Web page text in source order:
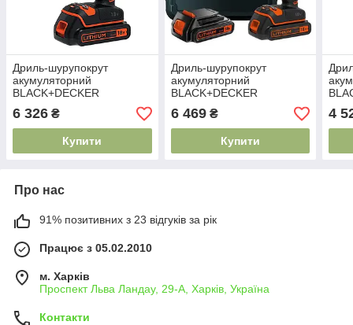
Дриль-шурупокрут
акумуляторний
BLACK+DECKER
BDCDC18KB
6 326 ₴
Купити
Дриль-шурупокрут
акумуляторний
BLACK+DECKER
BDCDD186KB
6 469₴
Купити
4
Про нас
91% позитивних з 23 відгуків за рік
Працює з 05.02.2010
м. Харків
Проспект Льва Ландау, 29-А, Харків, Україна
Контакти